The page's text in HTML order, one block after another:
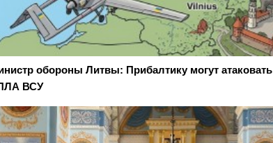
обороны Литвы: Прибалтику могут атаковать
ВСУ